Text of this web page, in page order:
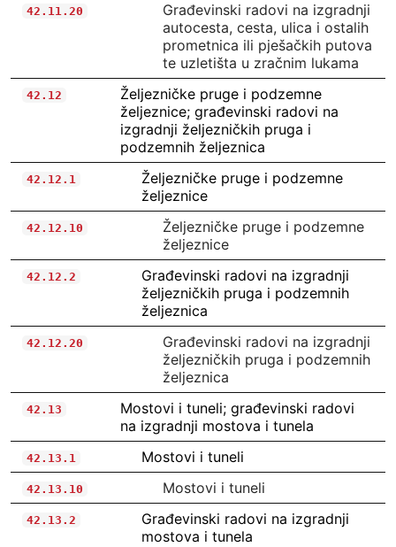
42.11.20
Građevinski radovi na izgradnji
autocesta, cesta, ulica i ostalih
prometnica ili pješačkih putova
te uzletišta u zračnim lukama
42.12
Željezničke pruge i podzemne
željeznice; građevinski radovi na
izgradnji željezničkih pruga i
podzemnih željeznica
42.12.1
Željezničke pruge i podzemne
željeznice
42.12.10
Željezničke pruge i podzemne
željeznice
42.12.2
Građevinski radovi na izgradnji
željezničkih pruga i podzemnih
željeznica
42.12.20
Građevinski radovi na izgradnji
željezničkih pruga i podzemnih
željeznica
42.13
Mostovi i tuneli; građevinski radovi
na izgradnji mostova i tunela
42.13.1 Mostovi i tuneli
42.13.10 Mostovi i tuneli
42.13.2
Građevinski radovi na izgradnji
mostova i tunela